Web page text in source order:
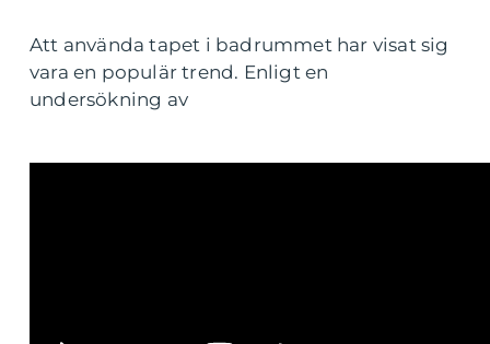
Att använda tapet i badrummet har visat sig
vara en populär trend. Enligt en
undersökning av